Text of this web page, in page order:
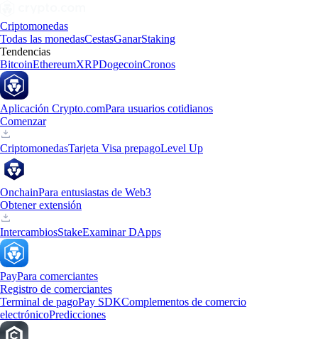
Criptomonedas
Todas las monedasCestasGanarStaking
Tendencias
BitcoinEthereumXRPDogecoinCronos
Aplicación Crypto.comPara usuarios cotidianos
Comenzar
CriptomonedasTarjeta Visa prepagoLevel Up
OnchainPara entusiastas de Web3
Obtener extensión
IntercambiosStakeExaminar DApps
PayPara comerciantes
Registro de comerciantes
Terminal de pagoPay SDKComplementos de comercio
electrónicoPredicciones